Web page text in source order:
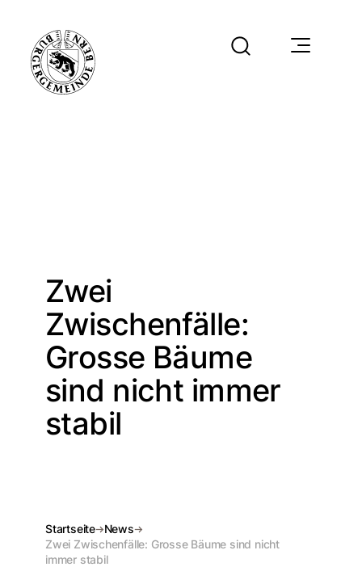
Zwei
Zwischenfälle:
Grosse Bäume
sind nicht immer
stabil
Startseite
News
Zwei Zwischenfälle: Grosse Bäume sind nicht
immer stabil